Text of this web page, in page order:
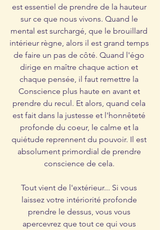
est essentiel de prendre de la hauteur
sur ce que nous vivons. Quand le
mental est surchargé, que le brouillard
intérieur règne, alors il est grand temps
de faire un pas de côté. Quand l'égo
dirige en maître chaque action et
chaque pensée, il faut remettre la
Conscience plus haute en avant et
prendre du recul. Et alors, quand cela
est fait dans la justesse et l'honnêteté
profonde du coeur, le calme et la
quiétude reprennent du pouvoir. Il est
absolument primordial de prendre
conscience de cela.
Tout vient de l'extérieur... Si vous
laissez votre intériorité profonde
prendre le dessus, vous vous
apercevrez que tout ce qui vous